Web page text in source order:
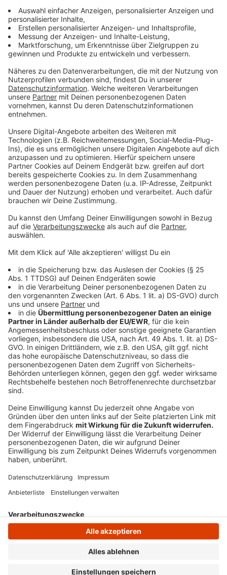
stattfinden.
Anzeige
Innenstädte sollen attraktiver werden
Anzeige
für eine attraktivere Innenstadt gedacht. Unter
anderem der Vorplatz der Burgruine und die
historischen Straßenzüge in der "Freiheit" sollen damit
neugestaltet werden. Außerdem werde ein
Aussichtspodest eingerichtet und das
Fußwegeleitsystem um mehrere Hinweis-Stelen
erweitert. Verbessert werden soll auch die
Beschilderung am RuhrtalRadweg und der Zugang von
dort zur Innenstadt.
Anzeige
©Radio Ennepe Ruhr
Anzeige
Ziel sei es, "ein Stadtbild mit unverwechselbarer
Prägung auszubilden". Der öffentliche Raum im
Zentrum solle stärker zum Flanieren und Verweilen
einladen und dazu entsprechend aufgewertet und
Anzeige
Anzeige